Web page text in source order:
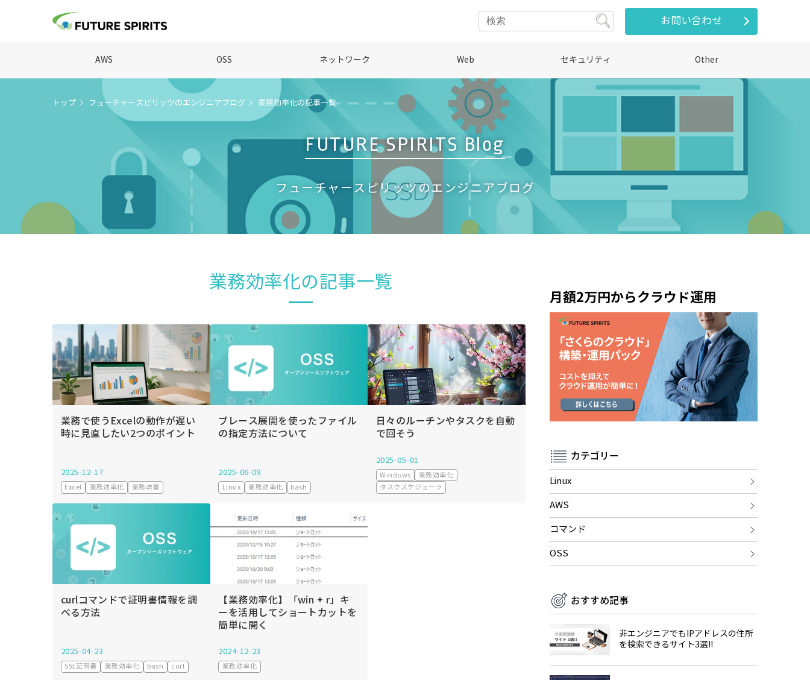
お問い合わせ
AWS OSS ネットワーク Web セキュリティ Other
トップ フューチャースピリッツのエンジニアブログ 業務効率化の記事一覧
FUTURE SPIRITS Blog
フューチャースピリッツのエンジニアブログ
業務効率化の記事一覧
業務で使うExcelの動作が遅い
時に見直したい2つのポイント
2025-12-17
Excel 業務効率化 業務改善
ブレース展開を使ったファイル
の指定方法について
2025-06-09
Linux 業務効率化 bash
日々のルーチンやタスクを自動
で回そう
2025-05-01
Windows
業務効率化
タスクスケジューラ
curlコマンドで証明書情報を調
べる方法
2025-04-23
SSL証明書 業務効率化 bash curl
【業務効率化】「win + r」キ
ーを活用してショートカットを
簡単に開く
2024-12-23
業務効率化
月額2万円からクラウド運用
カテゴリー
Linux
AWS
コマンド
OSS
おすすめ記事
非エンジニアでもIPアドレスの住所
を検索できるサイト3選!!